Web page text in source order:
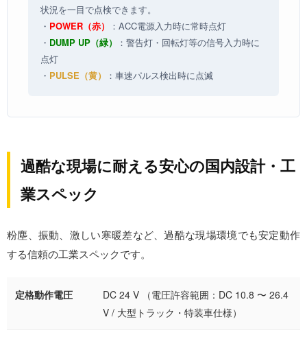
状況を一目で点検できます。
・ POWER（赤）
：ACC電源入力時に常時点灯
・ DUMP UP（緑）
：警告灯・回転灯等の信号入力時に
点灯
・ PULSE（黄） ：車速パルス検出時に点滅
過酷な現場に耐える安心の国内設計・工
業スペック
粉塵、振動、激しい寒暖差など、過酷な現場環境でも安定動作
する信頼の工業スペックです。
定格動作電圧
DC 24 V （電圧許容範囲：DC 10.8 〜 26.4
V / 大型トラック・特装車仕様）